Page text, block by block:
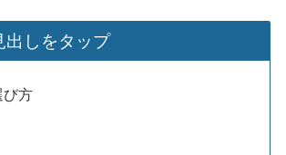
出しをタップ
方